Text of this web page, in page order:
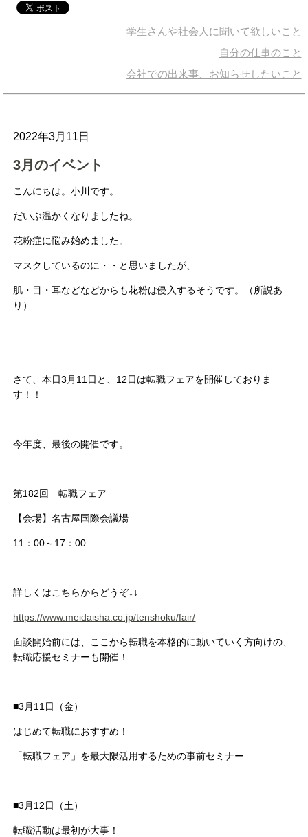
学生さんや社会人に聞いて欲しいこと
自分の仕事のこと
会社での出来事、お知らせしたいこと
2022年3月11日
3月のイベント
こんにちは。小川です。
だいぶ温かくなりましたね。
花粉症に悩み始めました。
マスクしているのに・・と思いましたが、
肌・目・耳などなどからも花粉は侵入するそうです。（所説あ
り）
さて、本日3月11日と、12日は転職フェアを開催しておりま
す！！
今年度、最後の開催です。
第182回 転職フェア
【会場】名古屋国際会議場
11：00～17：00
詳しくはこちらからどうぞ↓↓
https://www.meidaisha.co.jp/tenshoku/fair/
面談開始前には、ここから転職を本格的に動いていく方向けの、
転職応援セミナーも開催！
■3月11日（金）
はじめて転職におすすめ！
「転職フェア」を最大限活用するための事前セミナー
■3月12日（土）
転職活動は最初が大事！